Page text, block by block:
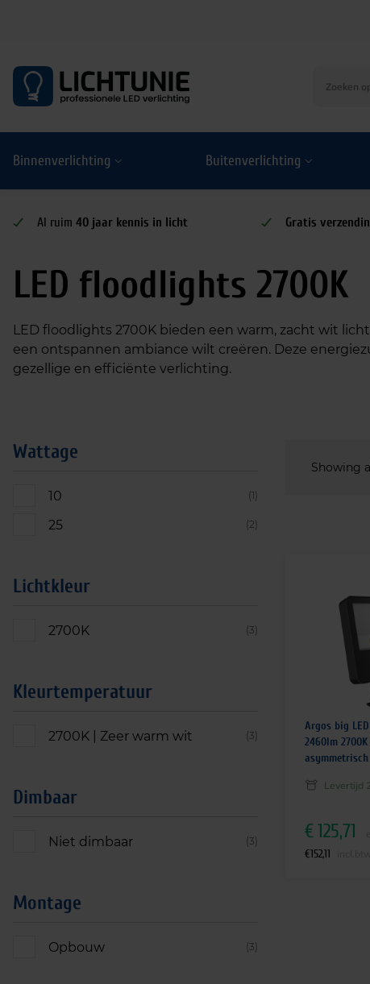
Binnenverlichting Buitenverlichting
Al ruim 40 jaar kennis in licht Gratis
LED floodlights 2700K
LED floodlights 2700K bieden een warm, zacht wit
een ontspannen ambiance wilt creëren. Deze
gezellige en efficiënte verlichting.
Wattage
10 (1)
25 (2)
Lichtkleur
2700K (3)
Kleurtemperatuur
2700K | Zeer warm wit (3)
Dimbaar
Niet dimbaar (3)
Montage
Opbouw (3)
Showing
Argos big
2460lm
asymmetrisch
Levertijd
€125,71
€152,11